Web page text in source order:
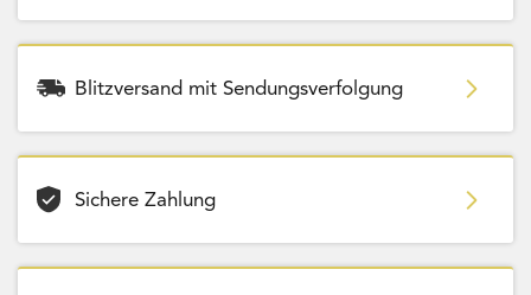
Blitzversand mit Sendungsverfolgung
Sichere Zahlung